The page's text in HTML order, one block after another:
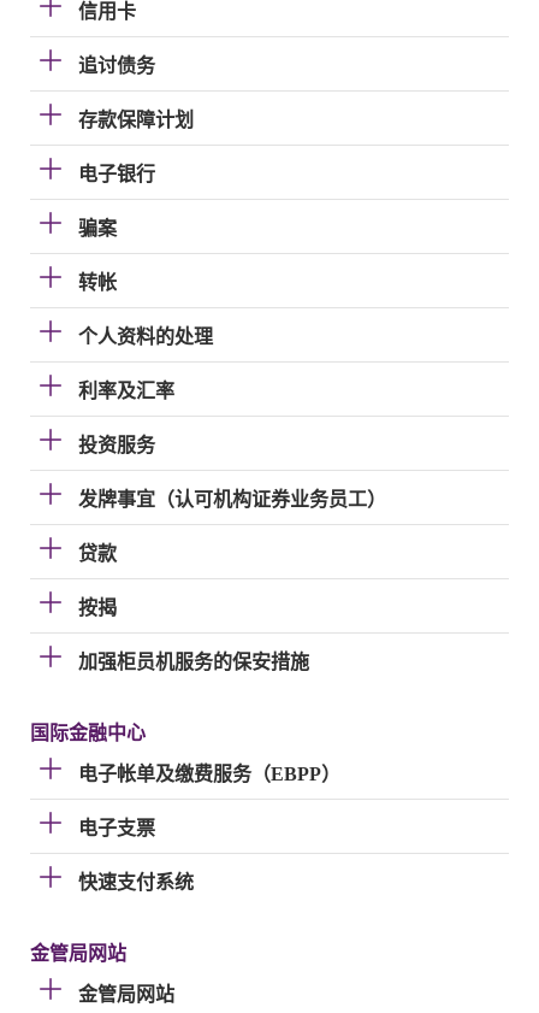
信用卡
追讨债务
存款保障计划
电子银行
骗案
转帐
个人资料的处理
利率及汇率
投资服务
发牌事宜（认可机构证券业务员工）
贷款
按揭
加强柜员机服务的保安措施
国际金融中心
电子帐单及缴费服务（EBPP）
电子支票
快速支付系统
金管局网站
金管局网站